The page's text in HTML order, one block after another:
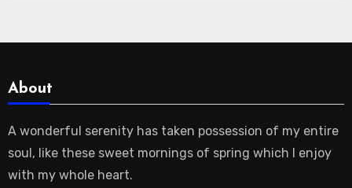
About
A wonderful serenity has taken possession of my entire
soul, like these sweet mornings of spring which I enjoy
with my whole heart.